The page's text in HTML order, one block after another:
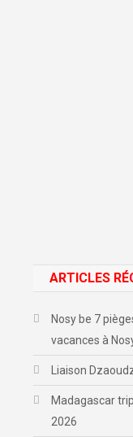
ARTICLES
Nosy be 7
vacances à
Liaison
Madagascar
2026